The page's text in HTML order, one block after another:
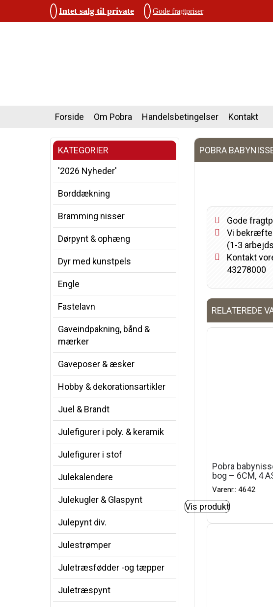
Intet salg til private Gode fragtpriser
Forside Om Pobra Handelsbetingelser Kontakt
KATEGORIER
'2026 Nyheder'
Borddækning
Bramming nisser
Dørpynt & ophæng
Dyr med kunstpels
Engle
Fastelavn
Gaveindpakning, bånd &
mærker
Gaveposer & æsker
Hobby & dekorationsartikler
Juel & Brandt
Julefigurer i poly. & keramik
Julefigurer i stof
Julekalendere
Julekugler & Glaspynt
Julepynt div.
Julestrømper
Juletræsfødder -og tæpper
Juletræspynt
POBRA
Gode
Vi
(1-3
Kontakt
43278000
RELATEREDE
Pobra
bog – 6CM, 4
Varenr.: 4642
Vis produkt